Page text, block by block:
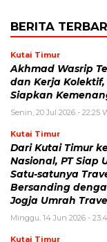
BERITA
Kutai Timur
Akhmad Wasrip
dan Kerja Kolektif,
Siapkan
Senin, 20 Jul 2026 - 22:25
Kutai Timur
Dari Kutai Timur
Nasional, PT Siap
Satu-satunya
Bersanding
Jogja Umrah
Minggu, 14 Jun 2026 -
Kutai Timur